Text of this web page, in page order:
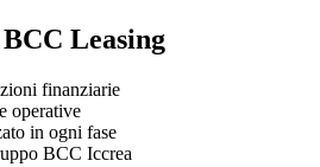
Leasing
finanziarie
operative
in ogni fase
BCC Iccrea